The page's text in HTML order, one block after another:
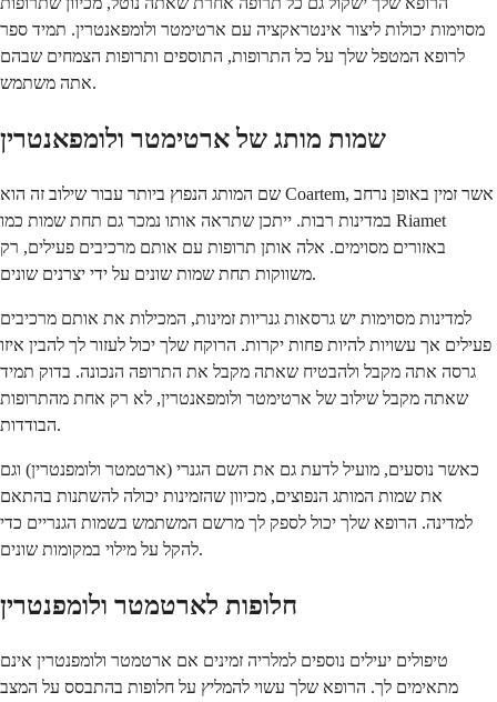
מסוימות יכולות ליצור אינטראקציה עם ארטימטר ולומפאנטרין. תמיד ספר
לרופא המטפל שלך על כל התרופות, התוספים ותרופות הצמחים שבהם
אתה משתמש.
שמות מותג של ארטימטר ולומפאנטרין
שם המותג הנפוץ ביותר עבור שילוב זה הוא Coartem, אשר זמין באופן נרחב
במדינות רבות. ייתכן שתראה אותו נמכר גם תחת שמות כמו Riamet
באזורים מסוימים. אלה אותן תרופות עם אותם מרכיבים פעילים, רק
משווקות תחת שמות שונים על ידי יצרנים שונים.
למדינות מסוימות יש גרסאות גנריות זמינות, המכילות את אותם מרכיבים
פעילים אך עשויות להיות פחות יקרות. הרוקח שלך יכול לעזור לך להבין איזו
גרסה אתה מקבל ולהבטיח שאתה מקבל את התרופה הנכונה. בדוק תמיד
שאתה מקבל שילוב של ארטימטר ולומפאנטרין, לא רק אחת מהתרופות
הבודדות.
כאשר נוסעים, מועיל לדעת גם את השם הגנרי (ארטמטר ולומפנטרין) וגם
את שמות המותג הנפוצים, מכיוון שהזמינות יכולה להשתנות בהתאם
למדינה. הרופא שלך יכול לספק לך מרשם המשתמש בשמות הגנריים כדי
להקל על מילוי במקומות שונים.
חלופות לארטמטר ולומפנטרין
טיפולים יעילים נוספים למלריה זמינים אם ארטמטר ולומפנטרין אינם
מתאימים לך. הרופא שלך עשוי להמליץ על חלופות בהתבסס על המצב